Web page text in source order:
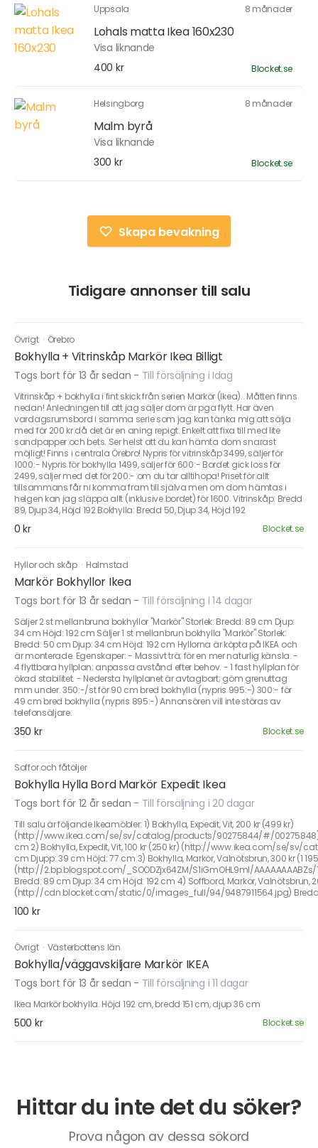
Uppsala 8 månader
Lohals matta Ikea 160x230
Visa liknande
400 kr
Blocket.se
Helsingborg 8 månader
Malm byrå
Visa liknande
300 kr
Blocket.se
Skapa bevakning
Tidigare annonser till salu
Övrigt · Örebro
Bokhylla + Vitrinskåp Markör Ikea Billigt
Togs bort för 13 år sedan - Till försäljning i Idag
Vitrinskåp + bokhylla i fint skick från serien Markör (Ikea).. Måtten finns
nedan! Anledningen till att jag säljer dom är pga flytt. Har även
vardagsrumsbord i samma serie som jag kan tänka mig att sälja
med för 200 kr då det är en aning repigt. Enkelt att fixa till med lite
sandpapper och bets. Ser helst att du kan hämta dom snarast
möjligt! Finns i centrala Örebro! Nypris för vitrinskåp 3499, säljer för
1000:- Nypris för bokhylla 1499, säljer för 600:- Bordet gick loss för
2499, säljer med det för 200:- om du tar alltihopa! Priset för allt
tillsammans får ni komma fram till själva men om dom hämtas i
helgen kan jag släppa allt (inklusive bordet) för 1600. Vitrinskåp: Bredd
89, Djup 34, Höjd 192 Bokhylla: Bredd 50, Djup 34, Höjd 192
0 kr Blocket.se
Hyllor och skåp · Halmstad
Markör Bokhyllor Ikea
Togs bort för 13 år sedan - Till försäljning i 14 dagar
Säljer 2 st mellanbruna bokhyllor "Markör" Storlek: Bredd: 89 cm Djup:
34 cm Höjd: 192 cm Säljer 1 st mellanbrun bokhylla "Markör" Storlek:
Bredd: 50 cm Djup: 34 cm Höjd: 192 cm Hyllorna är köpta på IKEA och
är monterade. Egenskaper: - Massivt trä; för en mer naturlig känsla. -
4 flyttbara hyllplan; anpassa avstånd efter behov. - 1 fast hyllplan för
ökad stabilitet. - Nedersta hyllplanet är avtagbart; göm grenuttag
mm under. 350:-/st för 90 cm bred bokhylla (nypris 995:-) 300:- för
49 cm bred bokhylla (nypris 895:-) Annonsören vill inte störas av
telefonsäljare.
350 kr Blocket.se
Soffor och fåtöljer
Bokhylla Hylla Bord Markör Expedit Ikea
Togs bort för 12 år sedan - Till försäljning i 20 dagar
Till salu är följande Ikeamöbler: 1) Bokhylla, Expedit, Vit, 200 kr (499 kr)
(http://www.ikea.com/se/sv/catalog/products/90275844/#/00275848)
cm 2) Bokhylla, Expedit, Vit, 100 kr (250 kr) (http://www.ikea.com/se/sv/
cm Djupp: 39 cm Höjd: 77 cm 3) Bokhylla, Markör, Valnötsbrun, 300 kr (1
(http://2.bp.blogspot.com/_SOODZjx64ZM/S1iGmOHL9mI/
Bredd: 89 cm Djup: 34 cm Höjd: 192 cm 4) Soffbord, Markör, Valnötsbrun,
(http://cdn.blocket.com/static/0/images_full/94/9487911564.jpg)
100 kr
Övrigt · Västerbottens län
Bokhylla/väggavskiljare Markör IKEA
Togs bort för 13 år sedan - Till försäljning i 11 dagar
Ikea Markör bokhylla. Höjd 192 cm, bredd 151 cm, djup 36 cm
500 kr Blocket.se
Hittar du inte det du söker?
Prova någon av dessa sökord